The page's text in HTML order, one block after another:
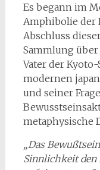
Es begann im
Amphibolie der
Abschluss
Sammlung
Vater der
modernen
und seiner
metaphysische
„Das
Sinnlichkeit den